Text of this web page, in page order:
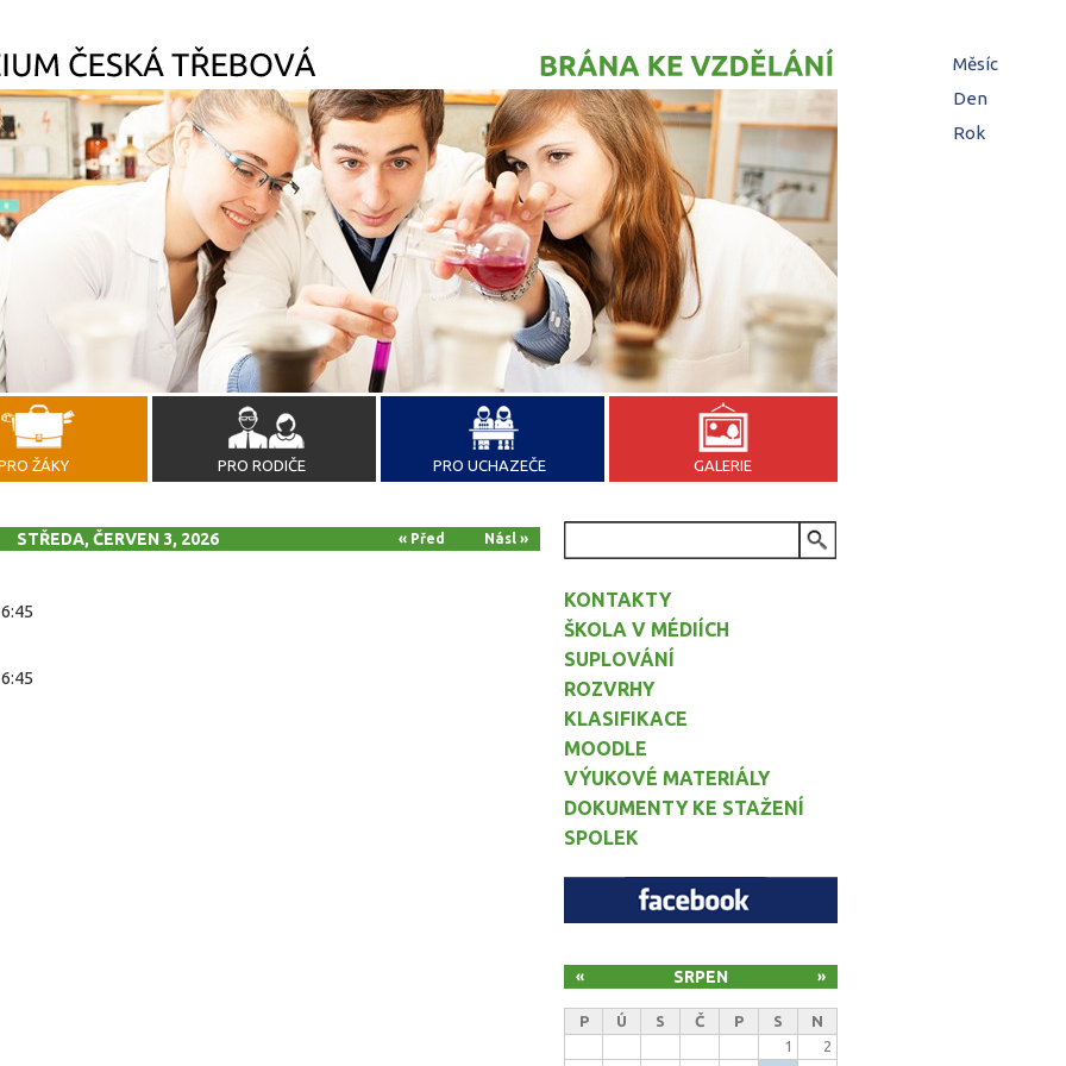
ŽÁKY PRO RODIČE PRO UCHAZEČE GALERIE
STŘEDA, ČERVEN 3, 2026 « Před Násl »
KONTAKTY
ŠKOLA V MÉDIÍCH
SUPLOVÁNÍ
ROZVRHY
KLASIFIKACE
MOODLE
VÝUKOVÉ MATERIÁLY
DOKUMENTY KE STAŽENÍ
SPOLEK
SRPEN
« »
P Ú S Č P S
N
1
2
Měsíc
Den(aktivní
Rok